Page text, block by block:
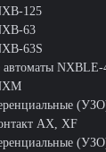
125
63
63S
NXBLE-
АХ, XF